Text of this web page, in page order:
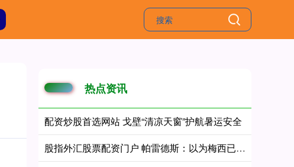
热点资讯
配资炒股首选网站 戈壁“清凉天窗”护航暑运安全
股指外汇股票配资门户 帕雷德斯：以为梅西已决定退出国家队，很痛苦